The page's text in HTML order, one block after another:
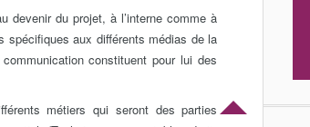
devenir du projet, à l’interne comme à
spécifiques aux différents médias de la
constituent pour lui des
métiers qui seront des parties